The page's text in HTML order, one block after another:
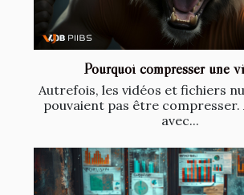
Pourquoi compresser une
Autrefois, les vidéos et fichiers
pouvaient pas être compresser.
avec...